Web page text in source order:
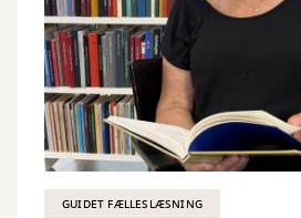
GUIDET FÆLLESLÆSNING